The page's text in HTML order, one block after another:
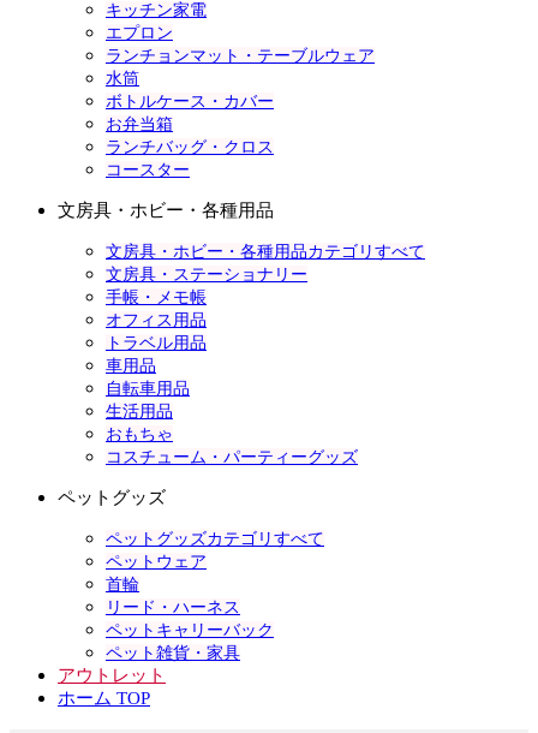
キッチン家電
エプロン
ランチョンマット・テーブルウェア
水筒
ボトルケース・カバー
お弁当箱
ランチバッグ・クロス
コースター
文房具・ホビー・各種用品
文房具・ホビー・各種用品カテゴリすべて
文房具・ステーショナリー
手帳・メモ帳
オフィス用品
トラベル用品
車用品
自転車用品
生活用品
おもちゃ
コスチューム・パーティーグッズ
ペットグッズ
ペットグッズカテゴリすべて
ペットウェア
首輪
リード・ハーネス
ペットキャリーバック
ペット雑貨・家具
アウトレット
ホーム TOP